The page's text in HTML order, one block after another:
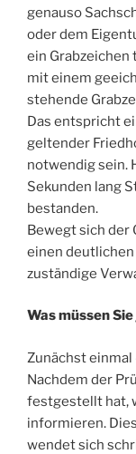
genauso
oder dem
ein Grabzeichen
mit einem
stehende
Das entspricht
geltender
notwendig sein.
Sekunden lang
bestanden.
Bewegt sich der
einen
zuständige
Was müssen
Zunächst einmal
Nachdem der
festgestellt hat,
informieren.
wendet sich